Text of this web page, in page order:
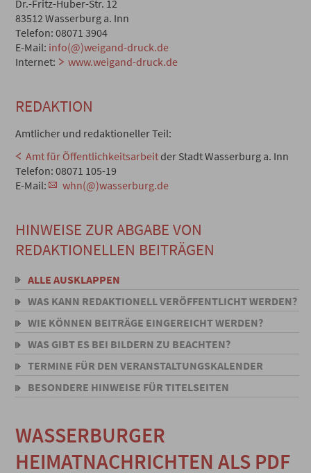
Dr.-Fritz-Huber-Str. 12
83512 Wasserburg a. Inn
Telefon: 08071 3904
E-Mail: info(@)weigand-druck.de
Internet:
www.weigand-druck.de
REDAKTION
Amtlicher und redaktioneller Teil:
Amt für Öffentlichkeitsarbeitder Stadt Wasserburg a. Inn
Telefon: 08071 105-19
E-Mail:
whn(@)wasserburg.de
HINWEISE ZUR ABGABE VON
REDAKTIONELLEN BEITRÄGEN
ALLE AUSKLAPPEN
WAS KANN REDAKTIONELL VERÖFFENTLICHT WERDEN?
WIE KÖNNEN BEITRÄGE EINGEREICHT WERDEN?
WAS GIBT ES BEI BILDERN ZU BEACHTEN?
TERMINE FÜR DEN VERANSTALTUNGSKALENDER
BESONDERE HINWEISE FÜR TITELSEITEN
WASSERBURGER
HEIMATNACHRICHTEN ALS PDF